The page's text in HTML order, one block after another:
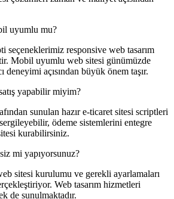
uyumlu mu?
seçeneklerimiz responsive web tasarım
Mobil uyumlu web sitesi günümüzde
deneyimi açısından büyük önem taşır.
yapabilir miyim?
sunulan hazır e-ticaret sitesi scriptleri
ödeme sistemlerini entegre
kurabilirsiniz.
mi yapıyorsunuz?
sitesi kurulumu ve gerekli ayarlamaları
Web tasarım hizmetleri
de sunulmaktadır.